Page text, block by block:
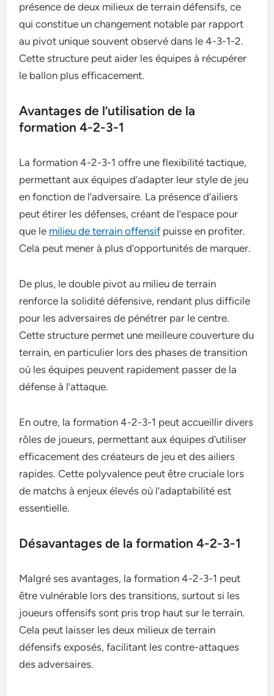
présence de deux milieux de terrain défensifs, ce
qui constitue un changement notable par rapport
au pivot unique souvent observé dans le 4-3-1-2.
Cette structure peut aider les équipes à récupérer
le ballon plus efficacement.
Avantages de l’utilisation de la
formation 4-2-3-1
La formation 4-2-3-1 offre une flexibilité tactique,
permettant aux équipes d’adapter leur style de jeu
en fonction de l’adversaire. La présence d’ailiers
peut étirer les défenses, créant de l’espace pour
que le milieu de terrain offensif puisse en profiter.
Cela peut mener à plus d’opportunités de marquer.
De plus, le double pivot au milieu de terrain
renforce la solidité défensive, rendant plus difficile
pour les adversaires de pénétrer par le centre.
Cette structure permet une meilleure couverture du
terrain, en particulier lors des phases de transition
où les équipes peuvent rapidement passer de la
défense à l’attaque.
En outre, la formation 4-2-3-1 peut accueillir divers
rôles de joueurs, permettant aux équipes d’utiliser
efficacement des créateurs de jeu et des ailiers
rapides. Cette polyvalence peut être cruciale lors
de matchs à enjeux élevés où l’adaptabilité est
essentielle.
Désavantages de la formation 4-2-3-1
Malgré ses avantages, la formation 4-2-3-1 peut
être vulnérable lors des transitions, surtout si les
joueurs offensifs sont pris trop haut sur le terrain.
Cela peut laisser les deux milieux de terrain
défensifs exposés, facilitant les contre-attaques
des adversaires.